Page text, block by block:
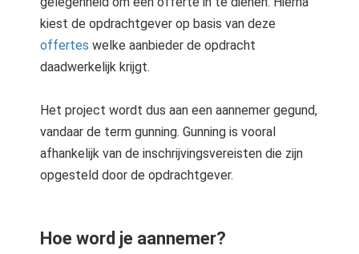
kiest de opdrachtgever op basis van deze
offertes welke aanbieder de opdracht
daadwerkelijk krijgt.
Het project wordt dus aan een aannemer gegund,
vandaar de term gunning. Gunning is vooral
afhankelijk van de inschrijvingsvereisten die zijn
opgesteld door de opdrachtgever.
Hoe word je aannemer?